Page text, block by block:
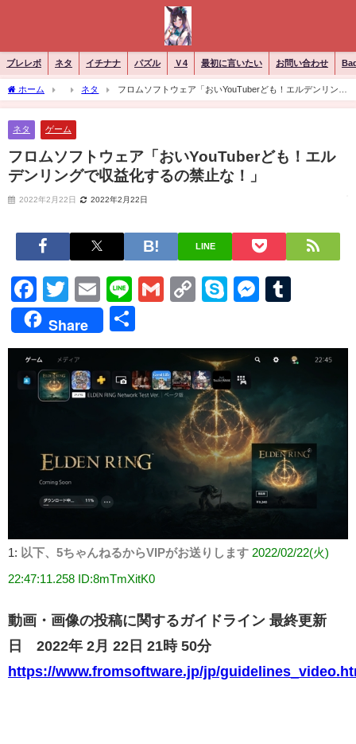
ブレレボ ネタ イチナナ パズル Ｖ4 最初に言いたい お問い合わせ
ホーム ネタ
フロムソフトウェア「おいYouTuberども！エルデンリング
で収益化するの禁止な！」
ネタ ゲーム
フロムソフトウェア「おいYouTuberども！エル
デンリングで収益化するの禁止な！」
2022年2月22日 2022年2月22日
LINE
Facebook
Twitter
EmailLineGmailCopySkype
Share
有
1: 以下、5ちゃんねるからVIPがお送りします 2022/02/22(火)
22:47:11.258 ID:8mTmXitK0
動画・画像の投稿に関するガイドライン 最終更新
日 2022年 2月 22日 21時 50分
https://www.fromsoftware.jp/jp/